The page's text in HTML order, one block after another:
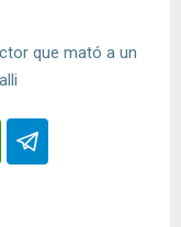
que mató a un